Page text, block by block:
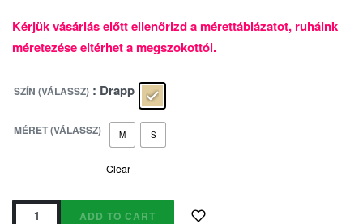
Kérjük vásárlás előtt ellenőrizd a mérettáblázatot, ruháink
méretezése eltérhet a megszokottól.
SZÍN (VÁLASSZ) : Drapp
MÉRET (VÁLASSZ) M S
Clear
ADD TO CART